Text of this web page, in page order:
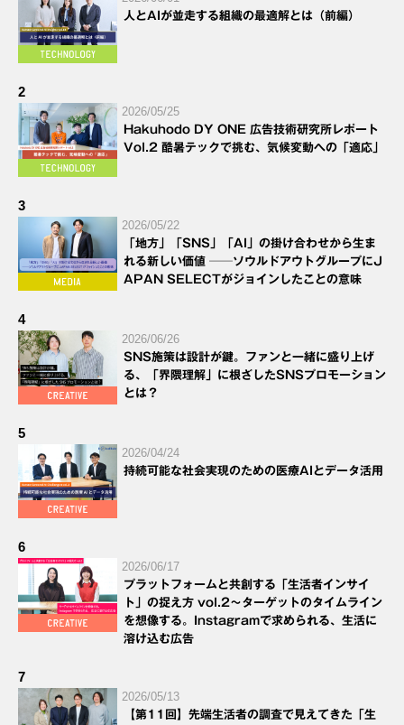
人とAIが並走する組織の最適解とは（前編）
2
2026/05/25
Hakuhodo DY ONE 広告技術研究所レポート
Vol.2 酷暑テックで挑む、気候変動への「適応」
3
2026/05/22
「地方」「SNS」「AI」の掛け合わせから生ま
れる新しい価値 ──ソウルドアウトグループにJ
APAN SELECTがジョインしたことの意味
4
2026/06/26
SNS施策は設計が鍵。ファンと一緒に盛り上げ
る、「界隈理解」に根ざしたSNSプロモーション
とは？
5
2026/04/24
持続可能な社会実現のための医療AIとデータ活用
6
2026/06/17
プラットフォームと共創する「生活者インサイ
ト」の捉え方 vol.2～ターゲットのタイムライン
を想像する。Instagramで求められる、生活に
溶け込む広告
7
2026/05/13
【第11回】先端生活者の調査で見えてきた「生